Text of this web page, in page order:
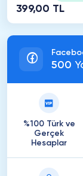
399,00 TL
500
%100 Türk ve
Gerçek
Hesaplar